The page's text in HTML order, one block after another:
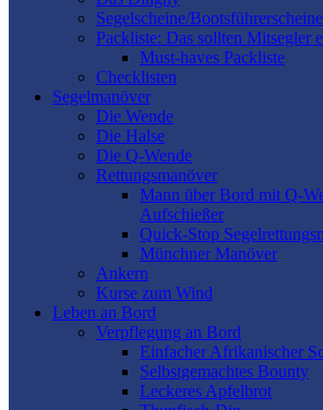
Segelscheine/Bootsführerscheine
Packliste: Das sollten Mitsegler
Must-haves Packliste
Checklisten
Segelmanöver
Die Wende
Die Halse
Die Q-Wende
Rettungsmanöver
Mann über Bord mit Q-
Aufschießer
Quick-Stop
Münchner Manöver
Ankern
Kurse zum Wind
Leben an Bord
Verpflegung an Bord
Einfacher Afrikanischer
Selbstgemachtes Bounty
Leckeres Apfelbrot